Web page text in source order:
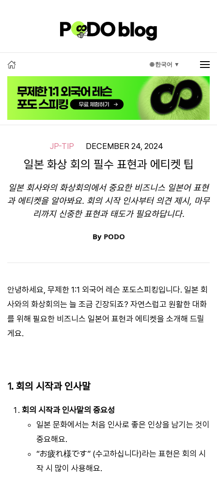
🌐 한국어 ▼
JP-TIP DECEMBER 24, 2024
일본 화상 회의 필수 표현과 에티켓 팁
일본 회사와의 화상회의에서 중요한 비즈니스 일본어 표현
과 에티켓을 알아봐요. 회의 시작 인사부터 의견 제시, 마무
리까지 신중한 표현과 태도가 필요하답니다.
By PODO
안녕하세요, 무제한 1:1 외국어 레슨 포도스피킹입니다. 일본 회
사와의 화상회의는 늘 조금 긴장되죠? 자연스럽고 원활한 대화
를 위해 필요한 비즈니스 일본어 표현과 에티켓을 소개해 드릴
게요.
1. 회의 시작과 인사말
회의 시작과 인사말의 중요성
일본 문화에서는 처음 인사로 좋은 인상을 남기는 것이
중요해요.
“お疲れ様です” (수고하십니다)라는 표현은 회의 시
작 시 많이 사용해요.